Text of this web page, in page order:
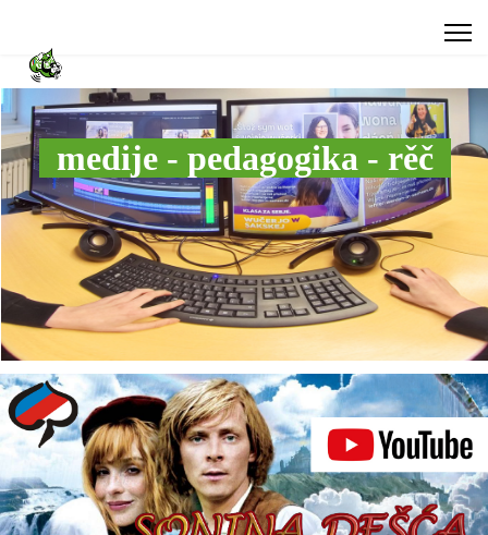
medije - pedagogika - rěč